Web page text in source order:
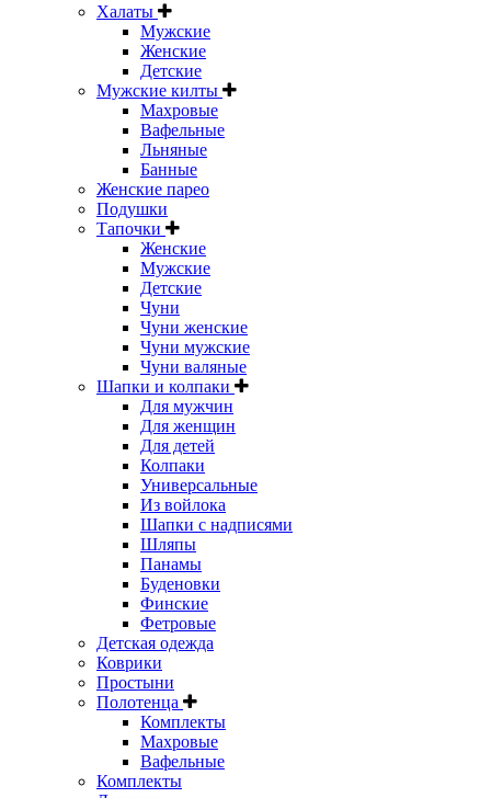
Халаты
Мужские
Женские
Детские
Мужские килты
Махровые
Вафельные
Льняные
Банные
Женские парео
Подушки
Тапочки
Женские
Мужские
Детские
Чуни
Чуни женские
Чуни мужские
Чуни валяные
Шапки и колпаки
Для мужчин
Для женщин
Для детей
Колпаки
Универсальные
Из войлока
Шапки с надписями
Шляпы
Панамы
Буденовки
Финские
Фетровые
Детская одежда
Коврики
Простыни
Полотенца
Комплекты
Махровые
Вафельные
Комплекты